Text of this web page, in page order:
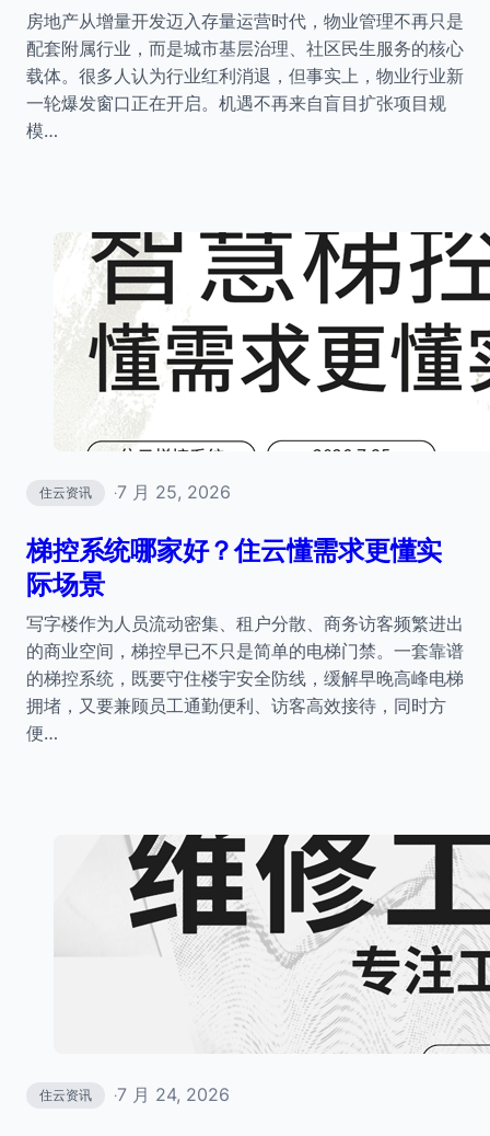
房地产从增量开发迈入存量运营时代，物业管理不再只是
配套附属行业，而是城市基层治理、社区民生服务的核心
载体。很多人认为行业红利消退，但事实上，物业行业新
一轮爆发窗口正在开启。机遇不再来自盲目扩张项目规
模…
住云资讯 ·7 月 25, 2026
梯控系统哪家好？住云懂需求更懂实
际场景
写字楼作为人员流动密集、租户分散、商务访客频繁进出
的商业空间，梯控早已不只是简单的电梯门禁。一套靠谱
的梯控系统，既要守住楼宇安全防线，缓解早晚高峰电梯
拥堵，又要兼顾员工通勤便利、访客高效接待，同时方
便…
住云资讯 ·7 月 24, 2026